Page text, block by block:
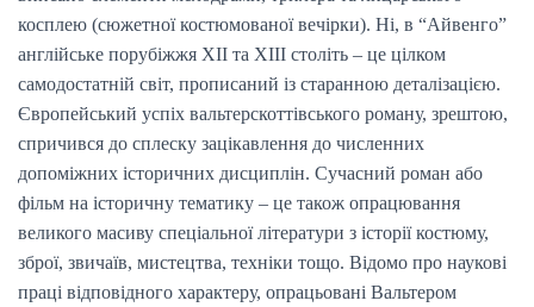
косплею (сюжетної костюмованої вечірки). Ні, в “Айвенго”
англійське порубіжжя ХІІ та ХІІІ століть – це цілком
самодостатній світ, прописаний із старанною деталізацією.
Європейський успіх вальтерскоттівського роману, зрештою,
спричився до сплеску зацікавлення до численних
допоміжних історичних дисциплін. Сучасний роман або
фільм на історичну тематику – це також опрацювання
великого масиву спеціальної літератури з історії костюму,
зброї, звичаїв, мистецтва, техніки тощо. Відомо про наукові
праці відповідного характеру, опрацьовані Вальтером